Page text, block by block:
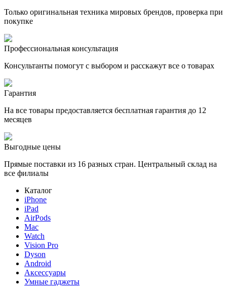
Только оригинальная техника мировых брендов, проверка при
покупке
Профессиональная консультация
Консультанты помогут с выбором и расскажут все о товарах
Гарантия
На все товары предоставляется бесплатная гарантия до 12
месяцев
Выгодные цены
Прямые поставки из 16 разных стран. Центральный склад на
все филиалы
Каталог
iPhone
iPad
AirPods
Mac
Watch
Vision Pro
Dyson
Android
Аксессуары
Умные гаджеты